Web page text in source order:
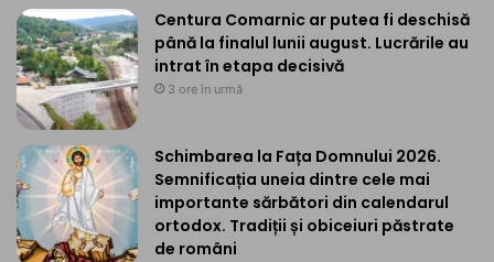
Centura Comarnic ar putea fi deschisă
până la finalul lunii august. Lucrările au
intrat în etapa decisivă
3 ore în urmă
Schimbarea la Fața Domnului 2026.
Semnificația uneia dintre cele mai
importante sărbători din calendarul
ortodox. Tradiții și obiceiuri păstrate
de români